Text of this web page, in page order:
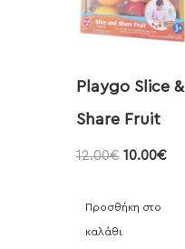
Playgo Slice &
Share Fruit
12.00€ 10.00€
Προσθήκη στο
καλάθι